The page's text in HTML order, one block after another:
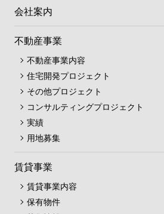
会社案内
不動産事業
不動産事業内容
住宅開発プロジェクト
その他プロジェクト
コンサルティングプロジェクト
実績
用地募集
賃貸事業
賃貸事業内容
保有物件